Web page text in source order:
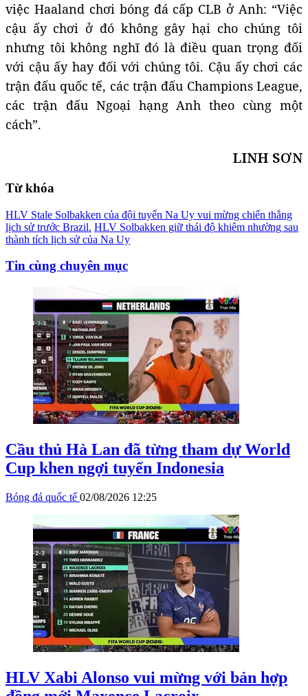
việc Haaland chơi bóng đá cấp CLB ở Anh: “Việc
cậu ấy chơi ở đó không gây hại cho chúng tôi
nhưng tôi không nghĩ đó là điều quan trọng đối
với cậu ấy hay đối với chúng tôi. Cậu ấy chơi các
trận đấu quốc tế, các trận đấu Champions League,
các trận đấu Ngoại hạng Anh theo cùng một
cách”.
LINH SƠN
Từ khóa
HLV Stale Solbakken của đội tuyển Na Uy vui mừng chiến thắng
lịch sử trước Brazil. HLV Solbakken giữ thái độ khiêm nhường sau
thành tích lịch sử của Na Uy
Tin cùng chuyên mục
Cầu thủ Hà Lan đã từng tham dự World
Cup khen ngợi tuyển Indonesia
Bóng đá quốc tế 02/08/2026 12:25
HLV Xabi Alonso vui mừng với bản hợp